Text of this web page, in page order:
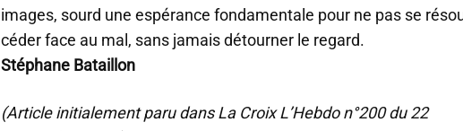
images, sourd une espérance fondamentale pour ne pas se
céder face au mal, sans jamais détourner le regard.
Stéphane Bataillon
(Article initialement paru dans La Croix L’Hebdo n°200 du 22